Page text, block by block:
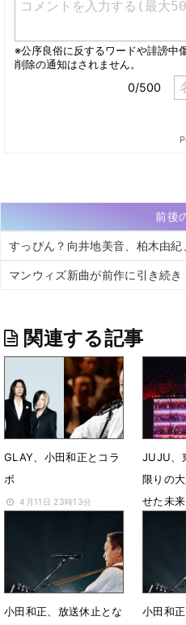
前後
すっぴん？向井地美音、柏木由
マンウィズ新曲が前作に引き続
関連する記事
GLAY、小田和正とコラ
ボ
4月11日 23時13分
JUJU、
限りの
せた未
小田和正、放送休止とな
小田和